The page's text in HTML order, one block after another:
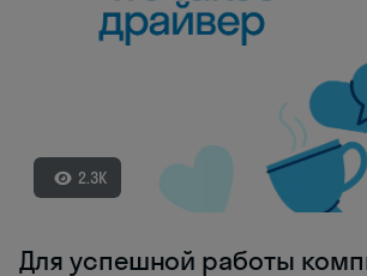
2.3K
Для успешной работы